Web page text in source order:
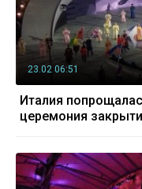
23.02 06:51
Италия
церемония